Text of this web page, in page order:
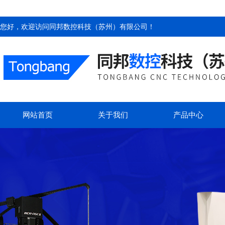
您好，欢迎访问同邦数控科技（苏州）有限公司 ！
网站首页 关于我们 产品中心